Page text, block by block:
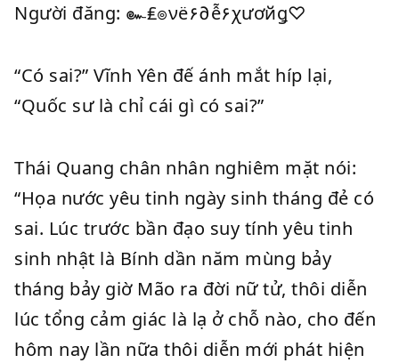
Người đăng: ๛₤๏νë۶∂ễ۶χươйǥ♡
“Có sai?” Vĩnh Yên đế ánh mắt híp lại,
“Quốc sư là chỉ cái gì có sai?”
Thái Quang chân nhân nghiêm mặt nói:
“Họa nước yêu tinh ngày sinh tháng đẻ có
sai. Lúc trước bần đạo suy tính yêu tinh
sinh nhật là Bính dần năm mùng bảy
tháng bảy giờ Mão ra đời nữ tử, thôi diễn
lúc tổng cảm giác là lạ ở chỗ nào, cho đến
hôm nay lần nữa thôi diễn mới phát hiện